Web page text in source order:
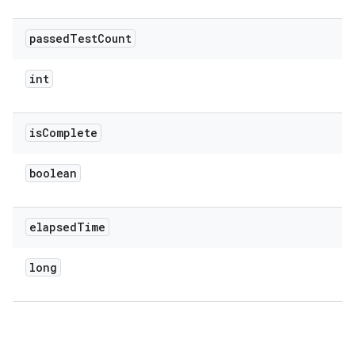
passedTestCount
int
isComplete
boolean
elapsedTime
long